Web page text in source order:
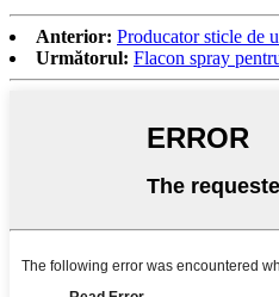
Anterior: Producator sticle de
Următorul: Flacon spray